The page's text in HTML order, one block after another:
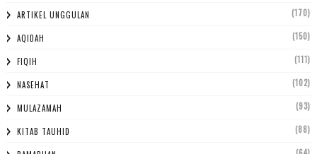
ARTIKEL UNGGULAN (170)
AQIDAH (150)
FIQIH (111)
NASEHAT (102)
MULAZAMAH (93)
KITAB TAUHID (88)